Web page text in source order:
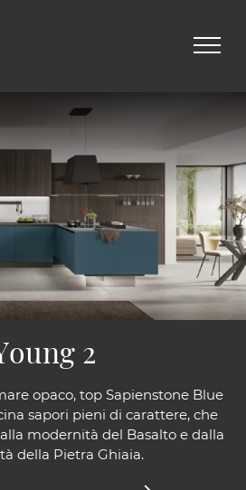
opaco, top Sapienstone Blue
sapori pieni di carattere, che
modernità del Basalto e dalla
della Pietra Ghiaia.
2